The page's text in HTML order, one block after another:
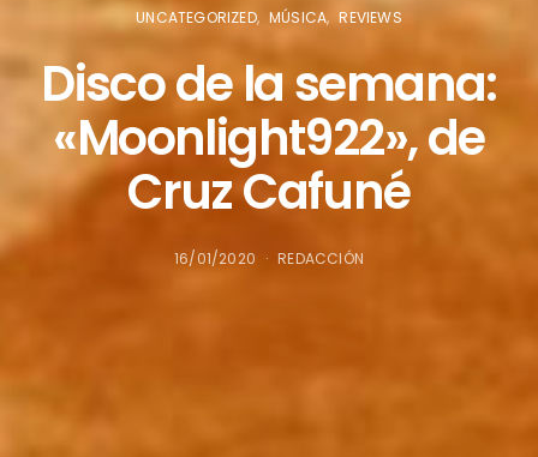
UNCATEGORIZED MÚSICA REVIEWS
Disco de la semana:
«Moonlight922», de
Cruz Cafuné
16/01/2020 REDACCIÓN